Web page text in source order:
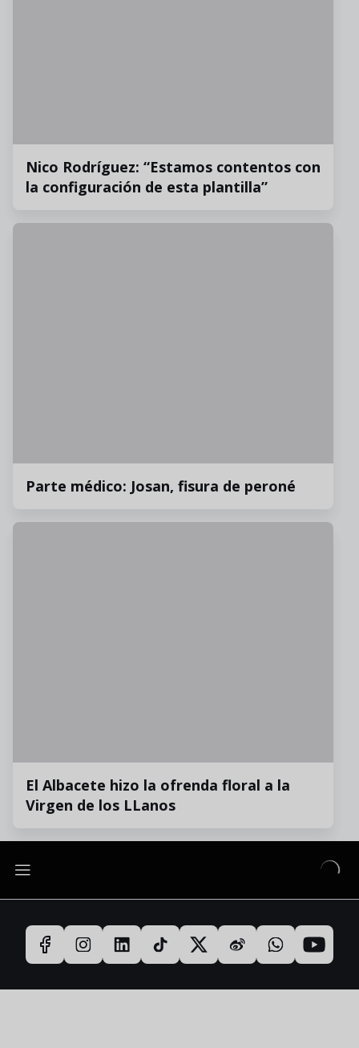
Nico Rodríguez: “Estamos contentos con
la configuración de esta plantilla”
Parte médico: Josan, fisura de peroné
El Albacete hizo la ofrenda floral a la
Virgen de los LLanos